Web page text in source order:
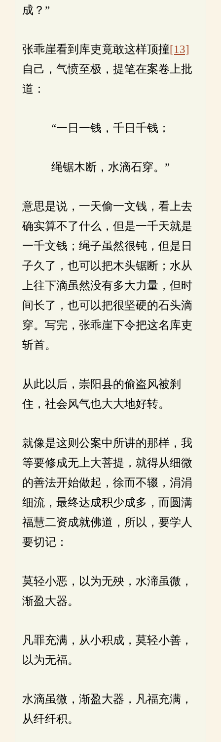
成？”
张乖崖看到库吏竟敢这样顶撞[13]
自己，气愤至极，提笔在案卷上批
道：
“一日一钱，千日千钱；
绳锯木断，水滴石穿。”
意思是说，一天偷一文钱，看上去
确实算不了什么，但是一千天就是
一千文钱；绳子虽然很钝，但是日
子久了，也可以把木头锯断；水从
上往下滴虽然没有多大力量，但时
间长了，也可以把很坚硬的石头滴
穿。写完，张乖崖下令把这名库吏
斩首。
从此以后，崇阳县的偷盗风被刹
住，社会风气也大大地好转。
就像是这则公案中所讲的那样，我
等要修成无上大菩提，就得从细微
的善法开始做起，徐而不辍，涓涓
细流，最终达成积少成多，而圆满
福慧二资成就佛道，所以，要学人
要切记：
莫轻小恶，以为无殃，水渧虽微，
渐盈大器。
凡罪充满，从小积成，莫轻小善，
以为无福。
水滴虽微，渐盈大器，凡福充满，
从纤纤积。